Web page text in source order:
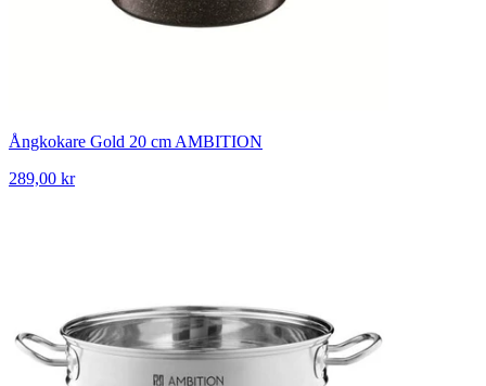
Ångkokare Gold 20 cm AMBITION
289,00 kr